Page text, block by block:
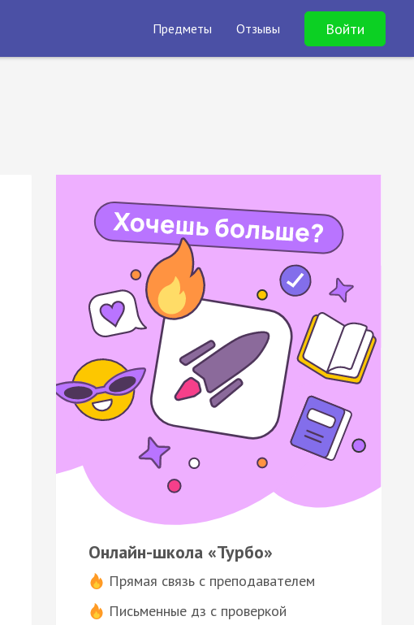
Предметы Отзывы Войти
Онлайн-школа «Турбо»
Прямая связь с преподавателем
Письменные дз с проверкой